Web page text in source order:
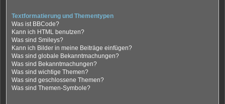
Textformatierung und Thementypen
Was ist BBCode?
Kann ich HTML benutzen?
Was sind Smileys?
Kann ich Bilder in meine Beiträge einfügen?
Was sind globale Bekanntmachungen?
Was sind Bekanntmachungen?
Was sind wichtige Themen?
Was sind geschlossene Themen?
Was sind Themen-Symbole?